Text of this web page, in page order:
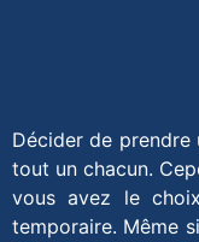
Décider de prendre
tout un chacun.
vous avez le
temporaire. Même